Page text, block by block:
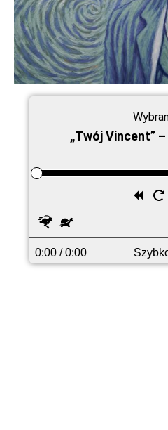
„Twój Vincent”
Szybciej
0:00 / 0:00